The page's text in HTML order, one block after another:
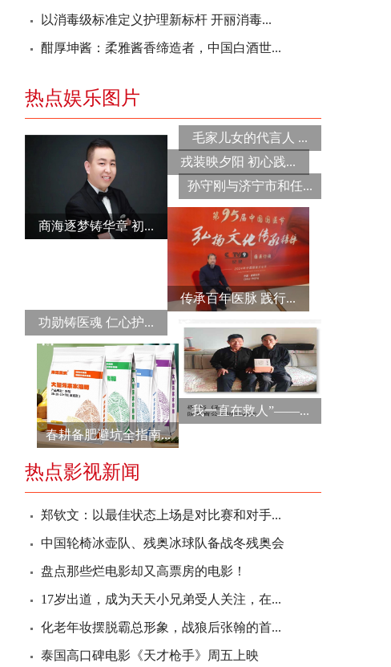
以消毒级标准定义护理新标杆 开丽消毒...
酣厚坤酱：柔雅酱香缔造者，中国白酒世...
热点娱乐图片
商海逐梦铸华章 初...
毛家儿女的代言人 ...
戎装映夕阳 初心践...
孙守刚与济宁市和任...
传承百年医脉 践行...
我一直在救人”——...
功勋铸医魂 仁心护...
春耕备肥避坑全指南...
热点影视新闻
郑钦文：以最佳状态上场是对比赛和对手...
中国轮椅冰壶队、残奥冰球队备战冬残奥会
盘点那些烂电影却又高票房的电影！
17岁出道，成为天天小兄弟受人关注，在...
化老年妆摆脱霸总形象，战狼后张翰的首...
泰国高口碑电影《天才枪手》周五上映